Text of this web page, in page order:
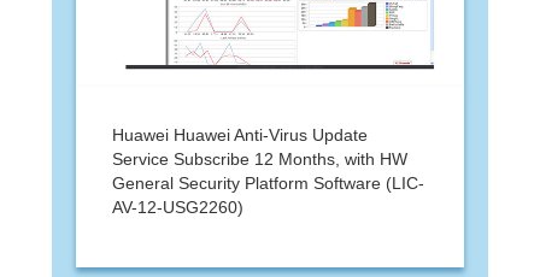
Huawei Huawei Anti-Virus Update
Service Subscribe 12 Months, with HW
General Security Platform Software (LIC-
AV-12-USG2260)